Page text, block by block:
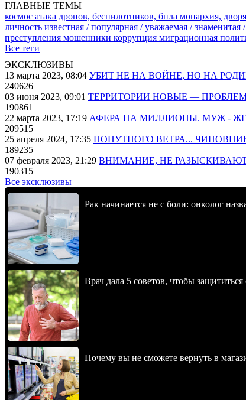
ГЛАВНЫЕ ТЕМЫ
космос атака дронов, беспилотников, бпла монархия,
личность известная / популярная / уважаемая / знаменитая
преступления мошенники коррупция миграционная
Все теги
ЭКСКЛЮЗИВЫ
13 марта 2023, 08:04 УБИТ НЕ НА ВОЙНЕ, НО НА
240626
03 июня 2023, 09:01 ТЕРРИТОРИИ НОВЫЕ —
190861
22 марта 2023, 17:19 АФЕРА НА МИЛЛИОНЫ. МУЖ -
209515
25 апреля 2024, 17:35 ПОПУТНОГО ВЕТРА...
189235
07 февраля 2023, 21:29 ВНИМАНИЕ, НЕ
190315
Все эксклюзивы
Рак начинается не с боли: онколог
Врач дала 5 советов, чтобы
Почему вы не сможете вернуть в